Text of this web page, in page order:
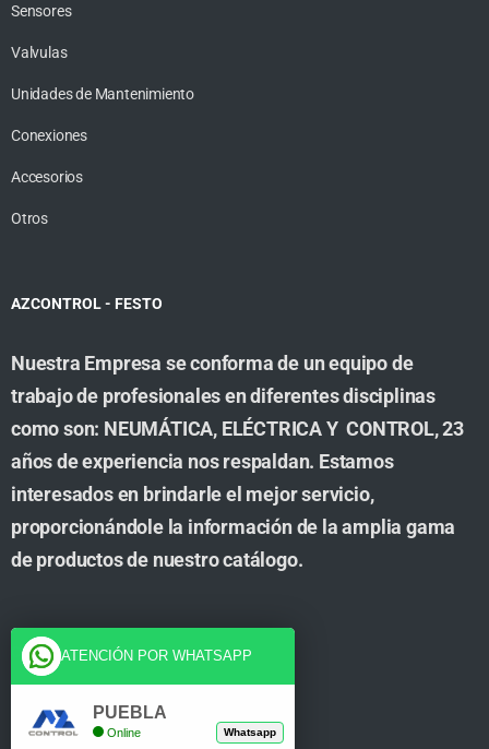
Sensores
Valvulas
Unidades de Mantenimiento
Conexiones
Accesorios
Otros
AZCONTROL - FESTO
Nuestra Empresa se conforma de un equipo de
trabajo de profesionales en diferentes disciplinas
como son: NEUMÁTICA, ELÉCTRICA Y CONTROL, 23
años de experiencia nos respaldan. Estamos
interesados en brindarle el mejor servicio,
proporcionándole la información de la amplia gama
de productos de nuestro catálogo.
Cuenta
Tienda
ATENCIÓN POR WHATSAPP
PUEBLA
Online Whatsapp